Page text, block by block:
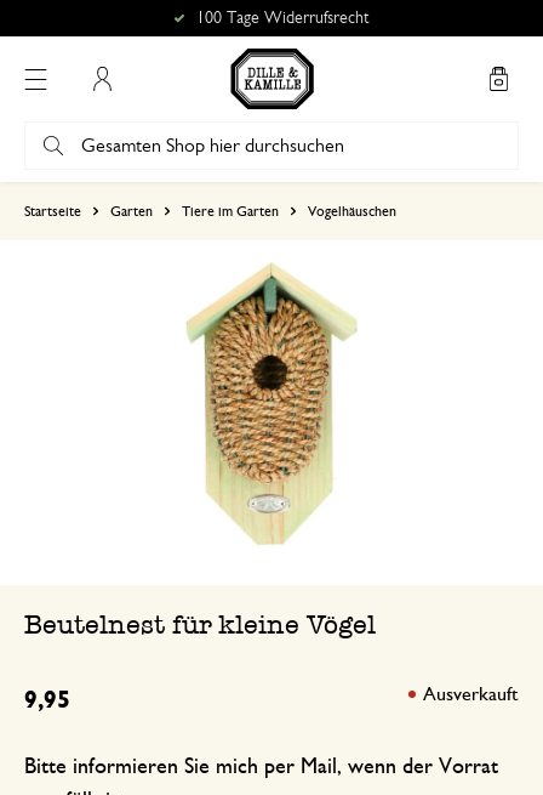
100 Tage Widerrufsrecht
Startseite Garten Tiere im Garten Vogelhäuschen
Beutelnest für kleine Vögel
9,95
Bitte informieren Sie mich per Mail, wenn der Vorrat
Ausverkauft